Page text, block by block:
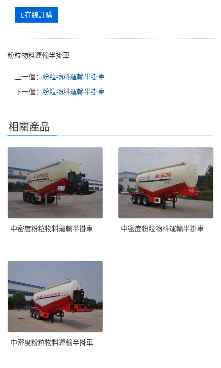
在線訂購
粉粒物料運輸半掛車
上一個： 粉粒物料運輸半掛車
下一個： 粉粒物料運輸半掛車
相關產品
中密度粉粒物料運輸半掛車 中密度粉粒物料運輸半掛車
中密度粉粒物料運輸半掛車